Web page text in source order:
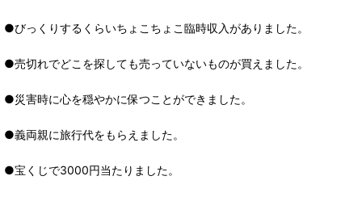
●びっくりするくらいちょこちょこ臨時収入がありました。
●売切れでどこを探しても売っていないものが買えました。
●災害時に心を穏やかに保つことができました。
●義両親に旅行代をもらえました。
●宝くじで3000円当たりました。